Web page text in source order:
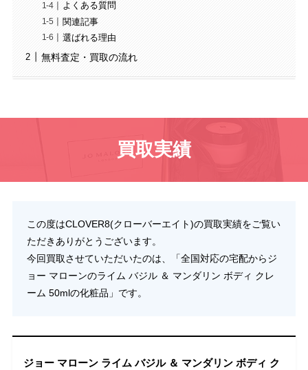
よくある質問
関連記事
選ばれる理由
無料査定・買取の流れ
買取実績
この度はCLOVER8(クローバーエイト)の買取実績をご覧い
ただきありがとうございます。
今回買取させていただいたのは、「全国対応の宅配からジ
ョー マローンのライム バジル ＆ マンダリン ボディ クレ
ーム 50mlの化粧品」です。
ジョー マローン ライム バジル ＆ マンダリン ボディ ク